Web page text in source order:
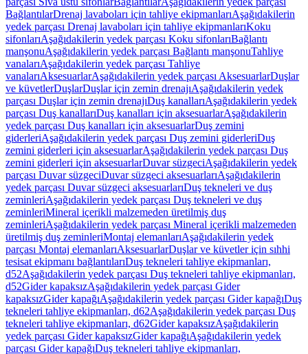
BağlantılarDrenaj lavaboları için tahliye ekipmanlarıAşağıdakilerin
yedek parçası Drenaj lavaboları için tahliye ekipmanlarıKoku
sifonlarıAşağıdakilerin yedek parçası Koku sifonlarıBağlantı
manşonuAşağıdakilerin yedek parçası Bağlantı manşonuTahliye
vanalarıAşağıdakilerin yedek parçası Tahliye
vanalarıAksesuarlarAşağıdakilerin yedek parçası AksesuarlarDuşlar
ve küvetlerDuşlarDuşlar için zemin drenajıAşağıdakilerin yedek
parçası Duşlar için zemin drenajıDuş kanallarıAşağıdakilerin yedek
parçası Duş kanallarıDuş kanalları için aksesuarlarAşağıdakilerin
yedek parçası Duş kanalları için aksesuarlarDuş zemini
giderleriAşağıdakilerin yedek parçası Duş zemini giderleriDuş
zemini giderleri için aksesuarlarAşağıdakilerin yedek parçası Duş
zemini giderleri için aksesuarlarDuvar süzgeciAşağıdakilerin yedek
parçası Duvar süzgeciDuvar süzgeci aksesuarlarıAşağıdakilerin
yedek parçası Duvar süzgeci aksesuarlarıDuş tekneleri ve duş
zeminleriAşağıdakilerin yedek parçası Duş tekneleri ve duş
zeminleriMineral içerikli malzemeden üretilmiş duş
zeminleriAşağıdakilerin yedek parçası Mineral içerikli malzemeden
üretilmiş duş zeminleriMontaj elemanlarıAşağıdakilerin yedek
parçası Montaj elemanlarıAksesuarlarDuşlar ve küvetler için sıhhi
tesisat ekipmanı bağlantılarıDuş tekneleri tahliye ekipmanları,
d52Aşağıdakilerin yedek parçası Duş tekneleri tahliye ekipmanları,
d52Gider kapaksızAşağıdakilerin yedek parçası Gider
kapaksızGider kapağıAşağıdakilerin yedek parçası Gider kapağıDuş
tekneleri tahliye ekipmanları, d62Aşağıdakilerin yedek parçası Duş
tekneleri tahliye ekipmanları, d62Gider kapaksızAşağıdakilerin
yedek parçası Gider kapaksızGider kapağıAşağıdakilerin yedek
parçası Gider kapağıDuş tekneleri tahliye ekipmanları,